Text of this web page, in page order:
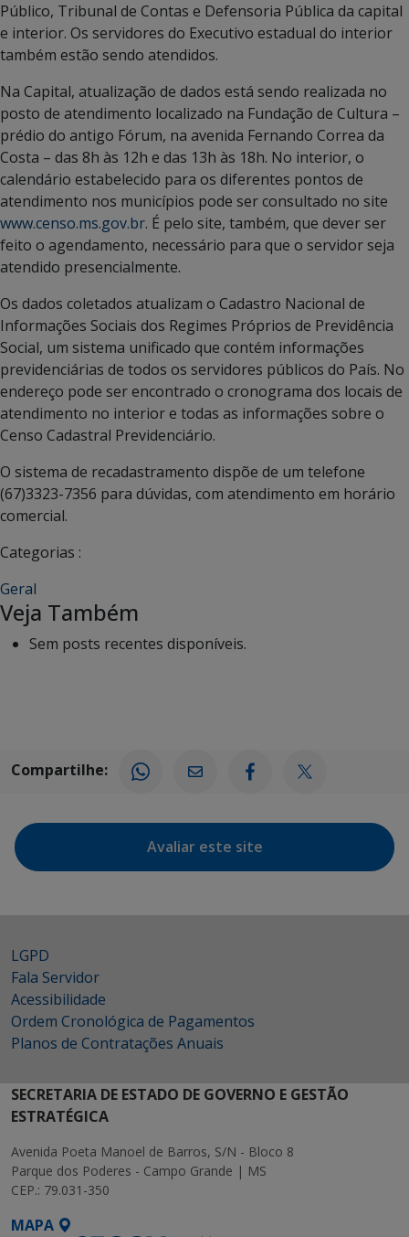
Público, Tribunal de Contas e Defensoria Pública da capital
e interior. Os servidores do Executivo estadual do interior
também estão sendo atendidos.
Na Capital, atualização de dados está sendo realizada no
posto de atendimento localizado na Fundação de Cultura –
prédio do antigo Fórum, na avenida Fernando Correa da
Costa – das 8h às 12h e das 13h às 18h. No interior, o
calendário estabelecido para os diferentes pontos de
atendimento nos municípios pode ser consultado no site
www.censo.ms.gov.br. É pelo site, também, que dever ser
feito o agendamento, necessário para que o servidor seja
atendido presencialmente.
Os dados coletados atualizam o Cadastro Nacional de
Informações Sociais dos Regimes Próprios de Previdência
Social, um sistema unificado que contém informações
previdenciárias de todos os servidores públicos do País. No
endereço pode ser encontrado o cronograma dos locais de
atendimento no interior e todas as informações sobre o
Censo Cadastral Previdenciário.
O sistema de recadastramento dispõe de um telefone
(67)3323-7356 para dúvidas, com atendimento em horário
comercial.
Categorias :
Geral
Veja Também
Sem posts recentes disponíveis.
Compartilhe:
Avaliar este site
LGPD
Fala Servidor
Acessibilidade
Ordem Cronológica de Pagamentos
Planos de Contratações Anuais
SECRETARIA DE ESTADO DE GOVERNO E GESTÃO
ESTRATÉGICA
Avenida Poeta Manoel de Barros, S/N - Bloco 8
Parque dos Poderes - Campo Grande | MS
CEP.: 79.031-350
MAPA